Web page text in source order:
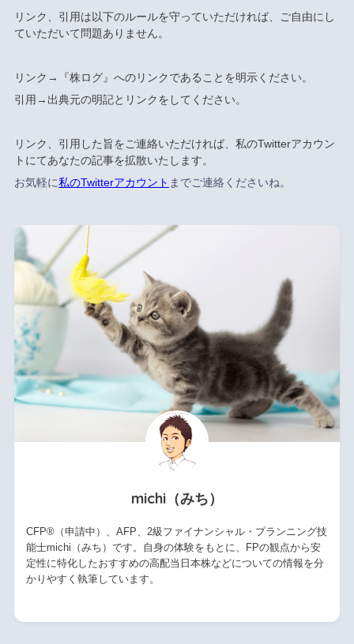
リンク、引用は以下のルールを守っていただければ、ご自由にし
ていただいて問題ありません。
リンク→『株ログ』へのリンクであることを明示ください。
引用→出典元の明記とリンクをしてください。
リンク、引用した旨をご連絡いただければ、私のTwitterアカウン
トにてあなたの記事を拡散いたします。
お気軽に私のTwitterアカウント までご連絡くださいね。
michi（みち）
CFP®（申請中）、AFP、2級ファイナンシャル・プランニング技
能士michi（みち）です。自身の体験をもとに、FPの観点から安
定性に特化したおすすめの高配当日本株などについての情報を分
かりやすく執筆しています。